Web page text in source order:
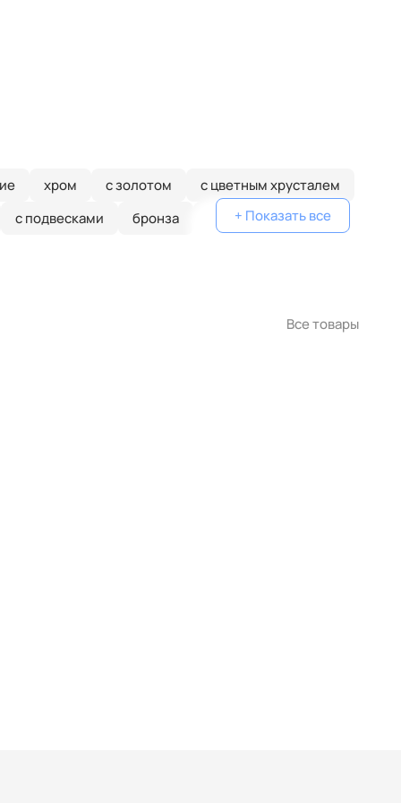
хром с золотом
с цветным хрусталем
с подвесками
бронза потолочные
+ Показать все
Все товары